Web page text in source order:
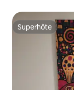
Superhôte
Superhôte